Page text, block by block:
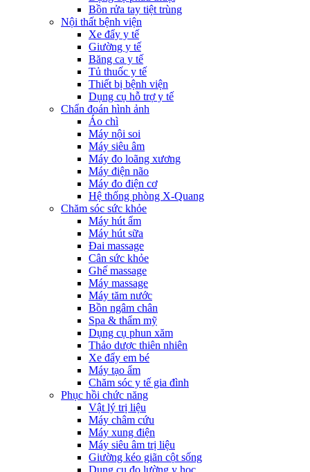
Bồn rửa tay tiệt trùng
Nội thất bệnh viện
Xe đẩy y tế
Giường y tế
Băng ca y tế
Tủ thuốc y tế
Thiết bị bệnh viện
Dụng cụ hỗ trợ y tế
Chẩn đoán hình ảnh
Áo chì
Máy nội soi
Máy siêu âm
Máy đo loãng xương
Máy điện não
Máy đo điện cơ
Hệ thống phòng X-Quang
Chăm sóc sức khỏe
Máy hút ẩm
Máy hút sữa
Đai massage
Cân sức khỏe
Ghế massage
Máy massage
Máy tăm nước
Bồn ngâm chân
Spa & thẩm mỹ
Dụng cụ phun xăm
Thảo dược thiên nhiên
Xe đẩy em bé
Máy tạo ẩm
Chăm sóc y tế gia đình
Phục hồi chức năng
Vật lý trị liệu
Máy châm cứu
Máy xung điện
Máy siêu âm trị liệu
Giường kéo giãn cột sống
Dụng cụ đo lường y học